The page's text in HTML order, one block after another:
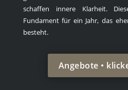
schaffen innere Klarheit.
Fundament für ein Jahr, das
besteht.
Angebote •